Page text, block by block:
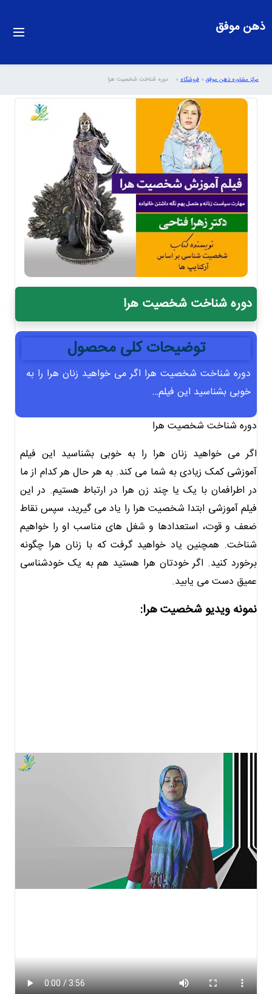
ذهن موفق
مرکز مشاوره ذهن موفق» فروشگاه» دوره شناخت شخصیت هرا
دوره شناخت شخصیت هرا
توضیحات کلی محصول
دوره شناخت شخصیت هرا اگر می خواهید زنان هرا را به
خوبی بشناسید این فیلم…
دوره شناخت شخصیت هرا
اگر می خواهید زنان هرا را به خوبی بشناسید این فیلم
آموزشی کمک زیادی به شما می کند. به هر حال هر کدام از ما
در اطرافمان با یک یا چند زن هرا در ارتباط هستیم. در این
فیلم آموزشی ابتدا شخصیت هرا را یاد می گیرید، سپس نقاط
ضعف و قوت، استعدادها و شغل های مناسب او را خواهیم
شناخت. همچنین یاد خواهید گرفت که با زنان هرا چگونه
برخورد کنید. اگر خودتان هرا هستید هم به یک خودشناسی
عمیق دست می یابید.
نمونه ویدیو شخصیت هرا: